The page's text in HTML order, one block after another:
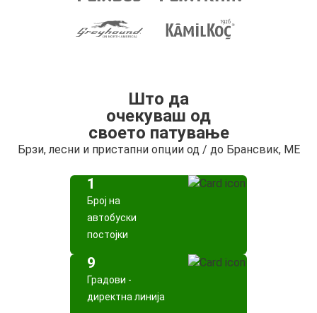
Што да
очекуваш од
своето патување
Брзи, лесни и пристапни опции од / до Брансвик, ME
1
Број на
автобуски
постојки
9
Градови -
директна линија